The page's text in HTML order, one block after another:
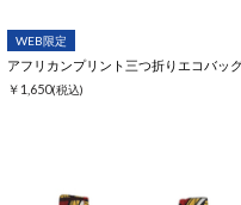
WEB限定
￥1,650(税込)